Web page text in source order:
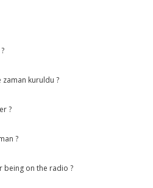
zaman kuruldu ?
?
?
being on the radio ?